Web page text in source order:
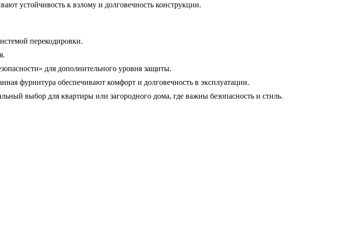
устойчивость к взлому и долговечность конструкции.
перекодировки.
для дополнительного уровня защиты.
фурнитура обеспечивают комфорт и долговечность в эксплуатации.
выбор для квартиры или загородного дома, где важны безопасность и стиль.